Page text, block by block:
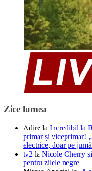
Zice lumea
Adire la Incredibil la
primar și viceprimar!
electrice, doar pe
tv2 la Nicole Cherry
pentru zilele negre